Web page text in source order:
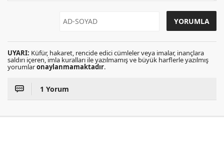
UYARI: Küfür, hakaret, rencide edici cümleler veya imalar, inançlara
saldırı içeren, imla kuralları ile yazılmamış ve büyük harflerle yazılmış
yorumlaronaylanmamaktadır.
1 Yorum